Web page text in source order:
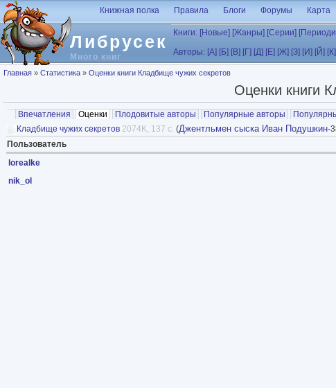
Перейти к основному содержанию
Либрусек
Много книг
Книжная полка Правила Блоги Форумы Карта
Книги: [Новые] [Жанры] [Серии]
Авторы: [А] [Б] [В] [Г] [Д] [Е] [Ж] [З] [И] [Й] [К]
Вы здесь
Главная » Статистика » Оценки книги Кладбище чужих секретов
Оценки книги
Главные вкладки
Впечатления Оценки (активная вкладка)
Плодовитые авторы Популярные авторы
Кладбище чужих секретов 2074K, 137 с. (Джентльмен сыска Иван Подушкин-
Пользователь
lorealke
nik_ol